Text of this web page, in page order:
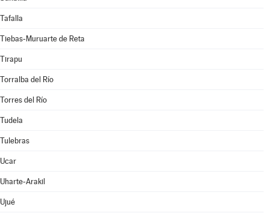
Tafalla
Tiebas-Muruarte de Reta
Tirapu
Torralba del Río
Torres del Río
Tudela
Tulebras
Ucar
Uharte-Arakil
Ujué